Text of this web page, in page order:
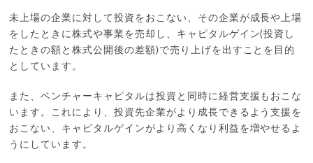
未上場の企業に対して投資をおこない、その企業が成長や上場
をしたときに株式や事業を売却し、キャピタルゲイン(投資し
たときの額と株式公開後の差額)で売り上げを出すことを目的
としています。
また、ベンチャーキャピタルは投資と同時に経営支援もおこな
います。これにより、投資先企業がより成長できるよう支援を
おこない、キャピタルゲインがより高くなり利益を増やせるよ
うにしています。